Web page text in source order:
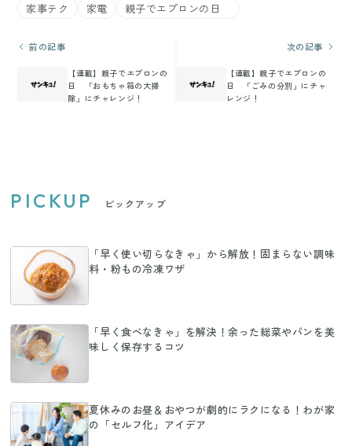
家事テク 家電 親子でエプロンの日
前の記事
【連載】親子でエプロンの
日 「おもちゃ箱の大掃
除」にチャレンジ！
次の記事
【連載】親子でエプロンの
日 「ごみの分別」にチャ
レンジ！
PICKUP ピックアップ
「早く使い切らなきゃ」から解放！固まらない調味
料・粉もの冷凍ワザ
「早く食べなきゃ」を解決！余った総菜やパンを美
味しく保存するコツ
夏休みのお昼＆おやつが劇的にラクになる！わが家
の「セルフ化」アイデア